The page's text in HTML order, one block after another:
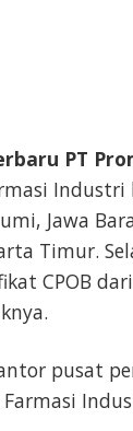
PT
Jawa
Timur.
CPOB
pusat